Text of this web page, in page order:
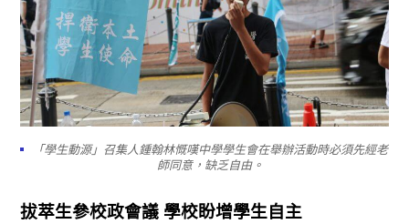
「學生動源」召集人鍾翰林慨嘆中學學生會在舉辦活動時必須先經老
師同意，缺乏自由。
拔萃生參校政會議 學校盼增學生自主